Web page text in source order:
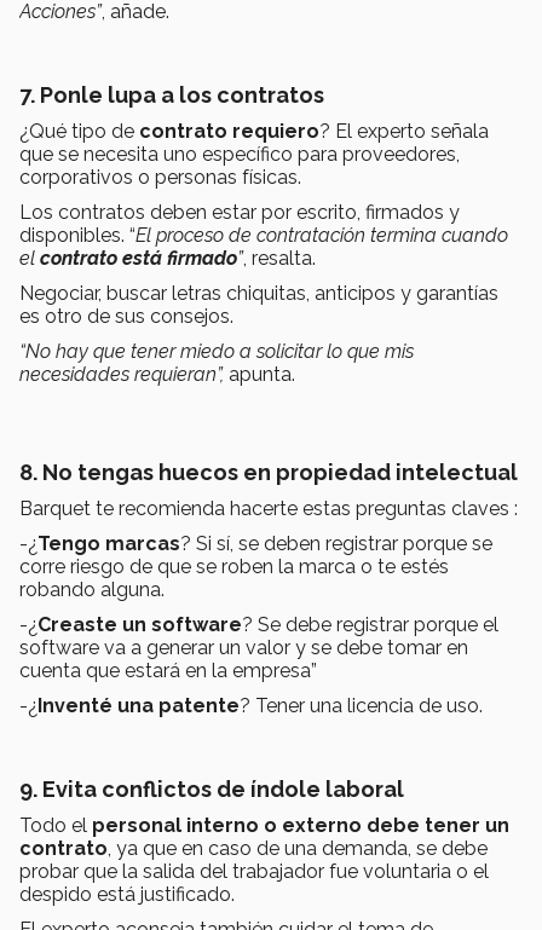
Acciones”, añade.
7. Ponle lupa a los contratos
¿Qué tipo de contrato requiero? El experto señala
que se necesita uno específico para proveedores,
corporativos o personas físicas.
Los contratos deben estar por escrito, firmados y
disponibles. “El proceso de contratación termina cuando
el contrato está firmado”, resalta.
Negociar, buscar letras chiquitas, anticipos y garantías
es otro de sus consejos.
“No hay que tener miedo a solicitar lo que mis
necesidades requieran”, apunta.
8. No tengas huecos en propiedad intelectual
Barquet te recomienda hacerte estas preguntas claves :
-¿Tengo marcas? Si sí, se deben registrar porque se
corre riesgo de que se roben la marca o te estés
robando alguna.
-¿Creaste un software? Se debe registrar porque el
software va a generar un valor y se debe tomar en
cuenta que estará en la empresa”
-¿Inventé una patente? Tener una licencia de uso.
9. Evita conflictos de índole laboral
Todo el personal interno o externo debe tener un
contrato, ya que en caso de una demanda, se debe
probar que la salida del trabajador fue voluntaria o el
despido está justificado.